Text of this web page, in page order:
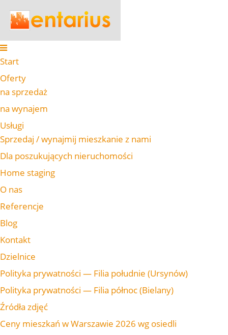
Start
Oferty
na sprzedaż
na wynajem
Usługi
Sprzedaj / wynajmij mieszkanie z nami
Dla poszukujących nieruchomości
Home staging
O nas
Referencje
Blog
Kontakt
Dzielnice
Polityka prywatności — Filia południe (Ursynów)
Polityka prywatności — Filia północ (Bielany)
Źródła zdjęć
Ceny mieszkań w Warszawie 2026 wg osiedli